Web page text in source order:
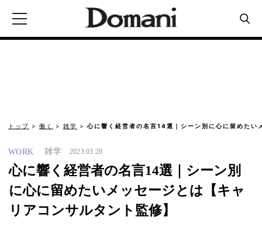
トップ 働く 雑学 心に響く経営者の名言14選｜シーン別に心に留めたい
WORK 雑学 2023.03.28
心に響く経営者の名言14選｜シーン別
に心に留めたいメッセージとは【キャ
リアコンサルタント監修】